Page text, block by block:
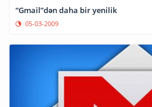
“Gmail”dən daha bir yenilik
05-03-2009